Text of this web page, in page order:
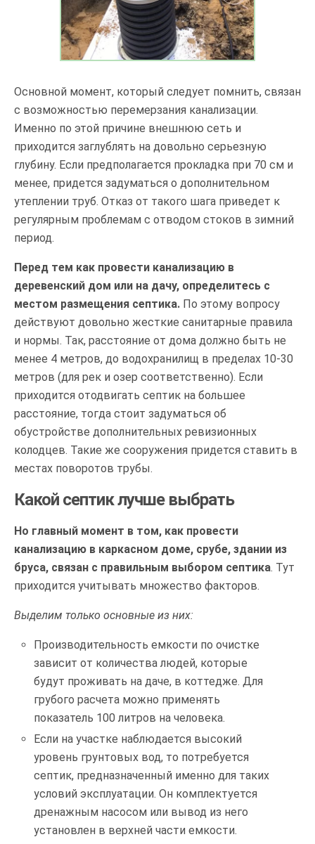
Основной момент, который следует помнить, связан
с возможностью перемерзания канализации.
Именно по этой причине внешнюю сеть и
приходится заглублять на довольно серьезную
глубину. Если предполагается прокладка при 70 см и
менее, придется задуматься о дополнительном
утеплении труб. Отказ от такого шага приведет к
регулярным проблемам с отводом стоков в зимний
период.
Перед тем как провести канализацию в
деревенский дом или на дачу, определитесь с
местом размещения септика. По этому вопросу
действуют довольно жесткие санитарные правила
и нормы. Так, расстояние от дома должно быть не
менее 4 метров, до водохранилищ в пределах 10-30
метров (для рек и озер соответственно). Если
приходится отодвигать септик на большее
расстояние, тогда стоит задуматься об
обустройстве дополнительных ревизионных
колодцев. Такие же сооружения придется ставить в
местах поворотов трубы.
Какой септик лучше выбрать
Но главный момент в том, как провести
канализацию в каркасном доме, срубе, здании из
бруса, связан с правильным выбором септика. Тут
приходится учитывать множество факторов.
Выделим только основные из них:
Производительность емкости по очистке
зависит от количества людей, которые
будут проживать на даче, в коттедже. Для
грубого расчета можно применять
показатель 100 литров на человека.
Если на участке наблюдается высокий
уровень грунтовых вод, то потребуется
септик, предназначенный именно для таких
условий эксплуатации. Он комплектуется
дренажным насосом или вывод из него
установлен в верхней части емкости.